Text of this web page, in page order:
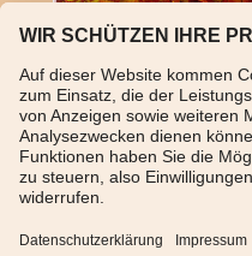
Abstraktes Gemälde
mit Labradorit
Gemälde nicht verfügbar